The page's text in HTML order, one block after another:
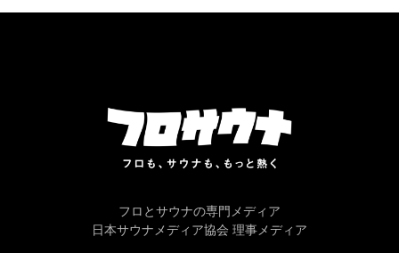
フロとサウナの専門メディア
日本サウナメディア協会 理事メディア